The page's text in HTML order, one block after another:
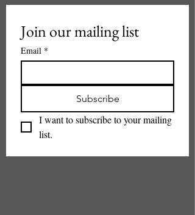
Join our mailing list
Email *
Subscribe
I want to subscribe to your mailing
list.